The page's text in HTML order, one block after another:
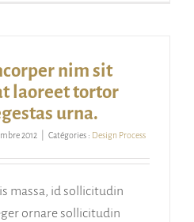
nim sit
laoreet tortor
urna.
2012 Catégories : Design Process
massa, id sollicitudin
ornare sollicitudin